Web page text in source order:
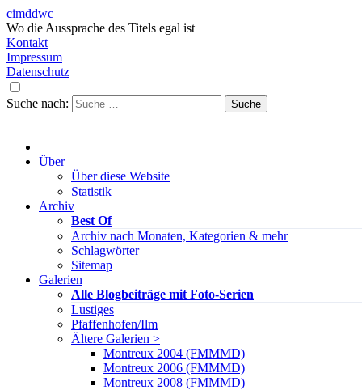
cimddwc
Wo die Aussprache des Titels egal ist
Kontakt
Impressum
Datenschutz
Suche nach:
Über
Über diese Website
Statistik
Archiv
Best Of
Archiv nach Monaten, Kategorien & mehr
Schlagwörter
Sitemap
Galerien
Alle Blogbeiträge mit Foto-Serien
Lustiges
Pfaffenhofen/Ilm
Ältere Galerien >
Montreux 2004 (FMMMD)
Montreux 2006 (FMMMD)
Montreux 2008 (FMMMD)